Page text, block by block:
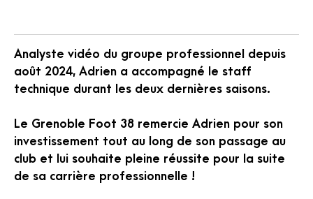
Analyste vidéo du groupe professionnel depuis
août 2024, Adrien a accompagné le staff
technique durant les deux dernières saisons.
Le Grenoble Foot 38 remercie Adrien pour son
investissement tout au long de son passage au
club et lui souhaite pleine réussite pour la suite
de sa carrière professionnelle !